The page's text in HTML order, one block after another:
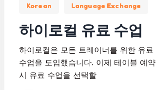
Korean Language Exchange
하이로컬 유료 수업
하이로컬은 모든 트레이너를 위한 유료
수업을 도입했습니다. 이제 테이블 예약
시 유료 수업을 선택할